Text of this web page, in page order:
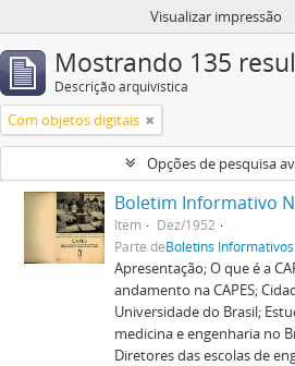
Visualizar impressão
Mostrando 135
Descrição arquivística
Com objetos digitais
Opções de pesquisa
Boletim Informativo
Item
Dez/1952
Parte deBoletins Informativos
Apresentação; O que é a
andamento na CAPES;
Universidade do Brasil;
medicina e engenharia no
Diretores das escolas de